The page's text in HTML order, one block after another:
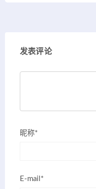
发表评论
昵称*
E-mail*